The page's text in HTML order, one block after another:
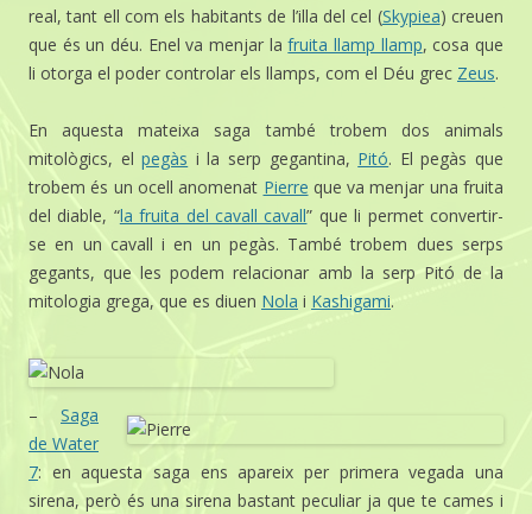
real, tant ell com els habitants de l’illa del cel (Skypiea) creuen
que és un déu. Enel va menjar lafruita llamp llamp, cosa que
li otorga el poder controlar els llamps, com el Déu grec Zeus.
En aquesta mateixa saga també trobem dos animals
mitològics, elpegàs i la serp gegantina, Pitó. El pegàs que
trobem és un ocell anomenat Pierre que va menjar una fruita
del diable, “la fruita del cavall cavall” que li permet convertir-
se en un cavall i en un pegàs. També trobem dues serps
gegants, que les podem relacionar amb la serp Pitó de la
mitologia grega, que es diuen Nola i Kashigami.
– Saga
de Water
7: en aquesta saga ens apareix per primera vegada una
sirena, però és una sirena bastant peculiar ja que te cames i